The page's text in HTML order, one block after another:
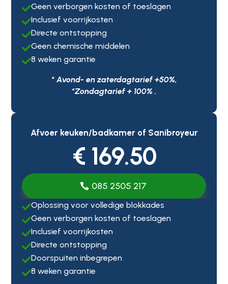
Geen verborgen kosten of toeslagen
Inclusief voorrijkosten
Directe ontstopping
Geen chemische middelen
8 weken garantie
* Avond- en zaterdagtarief +50%,
*Zondagtarief + 100% .
Afvoer keuken/badkamer of Sanibroyeur
€ 169.50
085 2505 217
Oplossing voor volledige blokkades
Geen verborgen kosten of toeslagen
Inclusief voorrijkosten
Directe ontstopping
Doorspuiten inbegrepen
8 weken garantie